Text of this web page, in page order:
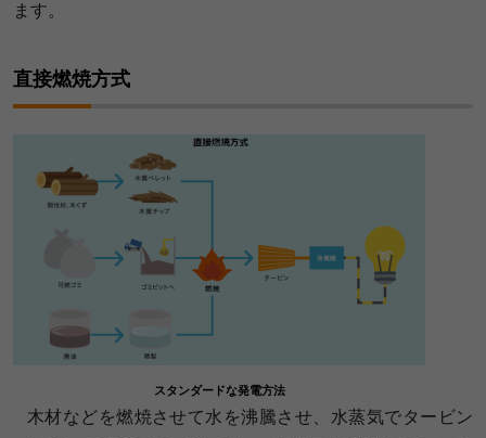
ます。
直接燃焼方式
スタンダードな発電方法
木材などを燃焼させて水を沸騰させ、水蒸気でタービン